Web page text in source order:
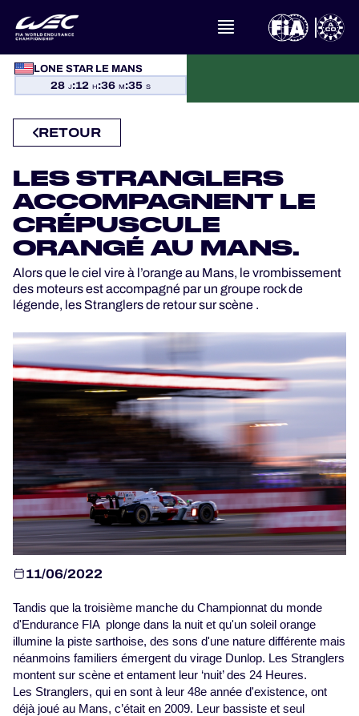
LONE STAR LE MANS
28 J:12 H:36 M:34 S
À PROPOS DU FIA WEC
ACTUALITÉS
CALENDRIER
CLASSEMENTS
RÉSULTATS
LA GRILLE
OÙ REGARDER
PROGRAMMES OFFICIELS
JEU OFFICIEL
HOSPITALITÉS
BILLETTERIE
24H LEMANS
ELMS
MLMC
ALMS
RETOUR
LES STRANGLERS
ACCOMPAGNENT LE
CRÉPUSCULE
ORANGÉ AU MANS.
Alors que le ciel vire à l’orange au Mans, le vrombissement
des moteurs est accompagné par un groupe rock de
légende, les Stranglers de retour sur scène .
11/06/2022
Tandis que la troisième manche du Championnat du monde
d'Endurance FIA plonge dans la nuit et qu'un soleil orange
illumine la piste sarthoise, des sons d'une nature différente mais
néanmoins familiers émergent du virage Dunlop. Les Stranglers
montent sur scène et entament leur ‘nuit’ des 24 Heures.
Les Stranglers, qui en sont à leur 48e année d'existence, ont
déjà joué au Mans, c’était en 2009. Leur bassiste et seul